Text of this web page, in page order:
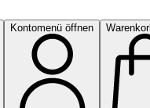
Kontomenü öffnen